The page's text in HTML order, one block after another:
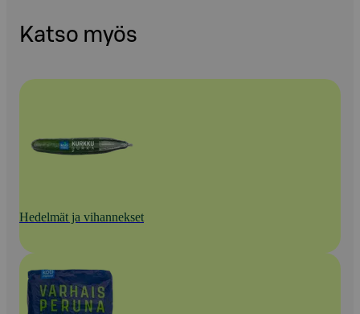
Katso myös
Hedelmät ja vihannekset